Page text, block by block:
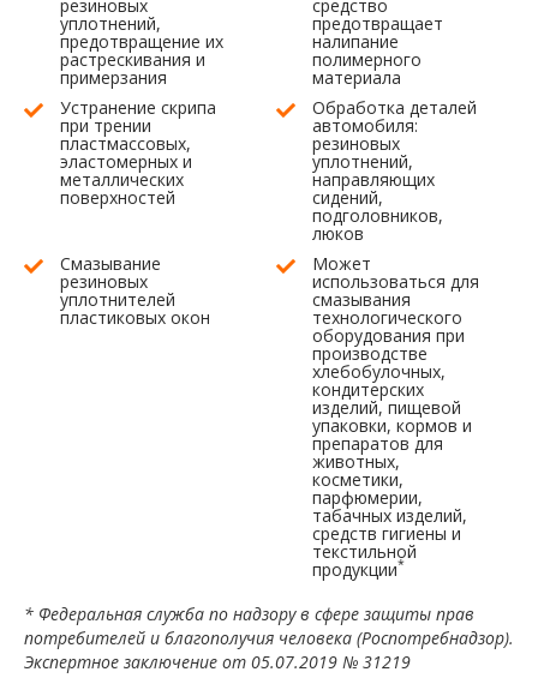
резиновых
уплотнений,
предотвращение их
растрескивания и
примерзания
средство
предотвращает
налипание
полимерного
материала
Устранение скрипа
при трении
пластмассовых,
эластомерных и
металлических
поверхностей
Обработка деталей
автомобиля:
резиновых
уплотнений,
направляющих
сидений,
подголовников,
люков
Смазывание
резиновых
уплотнителей
пластиковых окон
Может
использоваться для
смазывания
технологического
оборудования при
производстве
хлебобулочных,
кондитерских
изделий, пищевой
упаковки, кормов и
препаратов для
животных,
косметики,
парфюмерии,
табачных изделий,
средств гигиены и
текстильной
продукции*
* Федеральная служба по надзору в сфере защиты прав
потребителей и благополучия человека (Роспотребнадзор).
Экспертное заключение от 05.07.2019 № 31219